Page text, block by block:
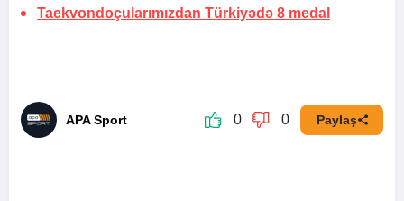
Taekvondoçularımızdan Türkiyədə 8 medal
APA Sport 0 0 Paylaş